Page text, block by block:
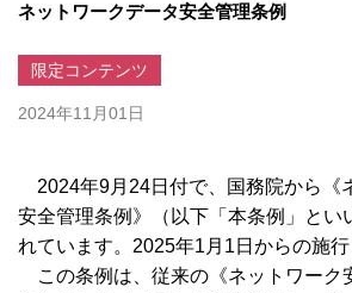
ネットワークデータ安全管理条例
限定コンテンツ
2024年11月01日
2024年9月24日付で、国務院から《
安全管理条例》（以下「本条例」とい
れています。2025年1月1日からの施行
この条例は、従来の《ネットワーク